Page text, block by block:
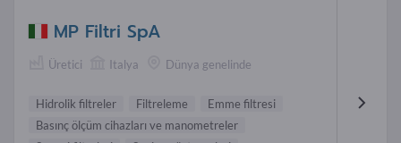
MP Filtri SpA
Üretici Italya Dünya genelinde
Hidrolik filtreler Filtreleme
Emme filtresi
Basınç ölçüm cihazları ve manometreler